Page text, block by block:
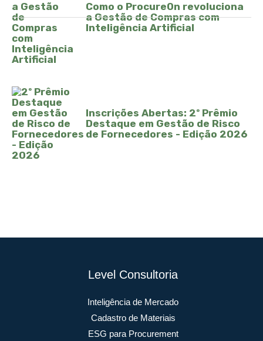
Como o ProcureOn revoluciona
a Gestão de Compras com
Inteligência Artificial
Inscrições Abertas: 2º Prêmio
Destaque em Gestão de Risco
de Fornecedores - Edição 2026
Level Consultoria
Inteligência de Mercado
Cadastro de Materiais
ESG para Procurement